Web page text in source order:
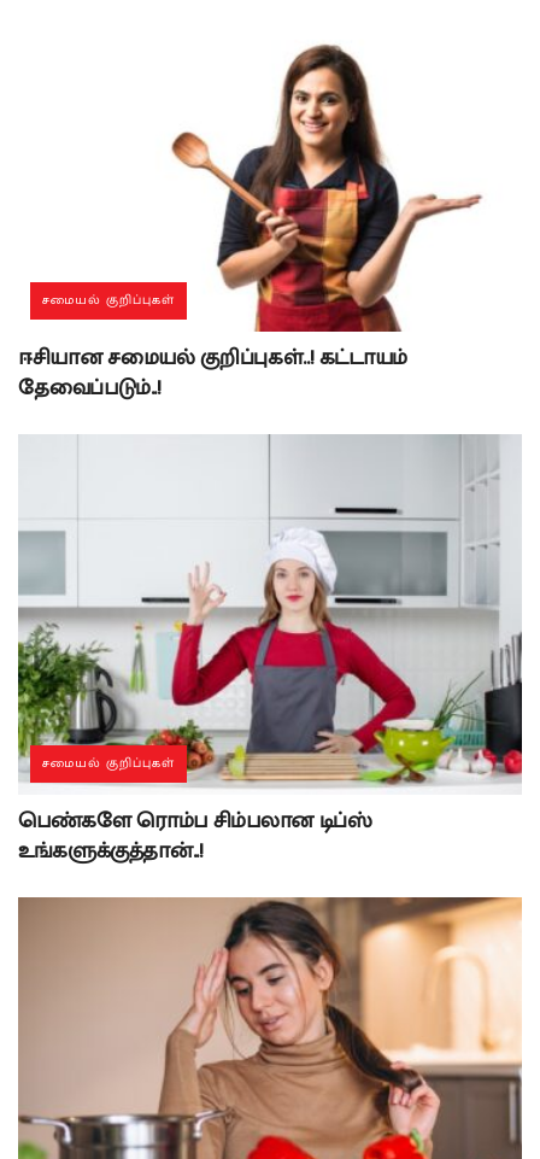
சமையல் குறிப்புகள்
ஈசியான சமையல் குறிப்புகள்..! கட்டாயம்
தேவைப்படும்..!
சமையல் குறிப்புகள்
பெண்களே ரொம்ப சிம்பலான டிப்ஸ்
உங்களுக்குத்தான்..!